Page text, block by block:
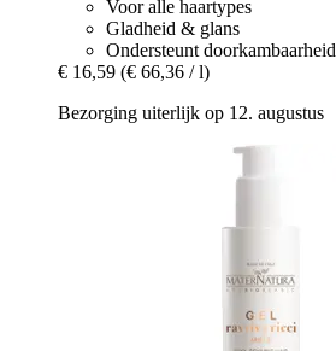
Voor alle haartypes
Gladheid & glans
Ondersteunt doorkambaarheid
€ 16,59 (€ 66,36 / l)
Bezorging uiterlijk op 12. augustus